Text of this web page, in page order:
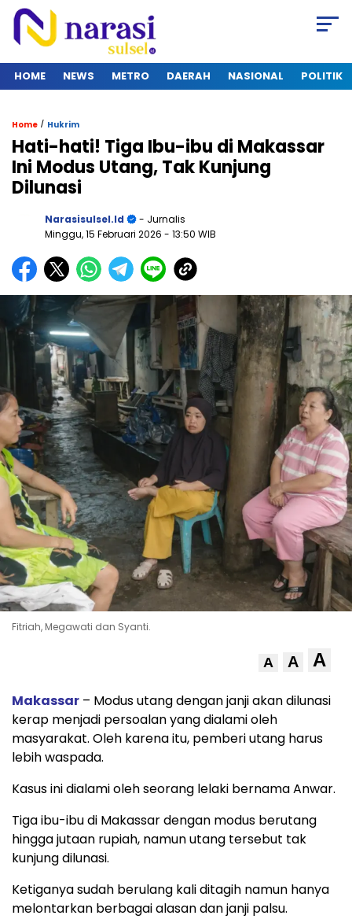
HOME NEWS METRO DAERAH NASIONAL POLITIK
Home / Hukrim
Hati-hati! Tiga Ibu-ibu di Makassar
Ini Modus Utang, Tak Kunjung
Dilunasi
Narasisulsel.id
- Jurnalis
Minggu, 15 Februari 2026 - 13:50 WIB
Fitriah, Megawati dan Syanti.
A A A
Makassar – Modus utang dengan janji akan dilunasi
kerap menjadi persoalan yang dialami oleh
masyarakat. Oleh karena itu, pemberi utang harus
lebih waspada.
Kasus ini dialami oleh seorang lelaki bernama Anwar.
Tiga ibu-ibu di Makassar dengan modus berutang
hingga jutaan rupiah, namun utang tersebut tak
kunjung dilunasi.
Ketiganya sudah berulang kali ditagih namun hanya
melontarkan berbagai alasan dan janji palsu.